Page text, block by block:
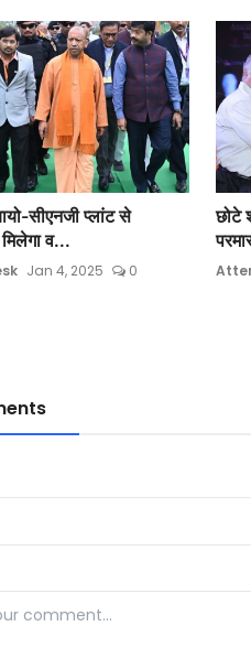
सीएनजी प्लांट से
व...
Jan 4, 2025 0
छोटे